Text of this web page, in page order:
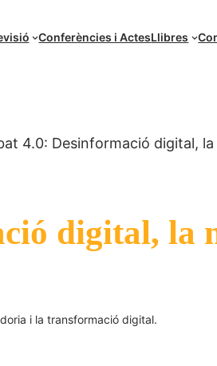
Conferències i ActesLlibres
4.0: Desinformació digital,
digital, la
i la transformació digital.